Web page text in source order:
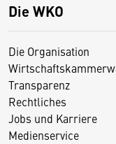
Die WKO
Die Organisation
Transparenz
Rechtliches
Jobs und Karriere
Medienservice